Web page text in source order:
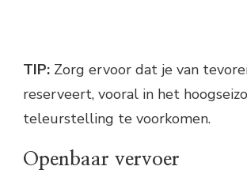
TIP: Zorg ervoor dat je van
reserveert, vooral in het
teleurstelling te voorkomen.
Openbaar vervoer